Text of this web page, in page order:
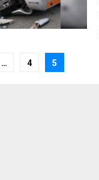
… 4 5